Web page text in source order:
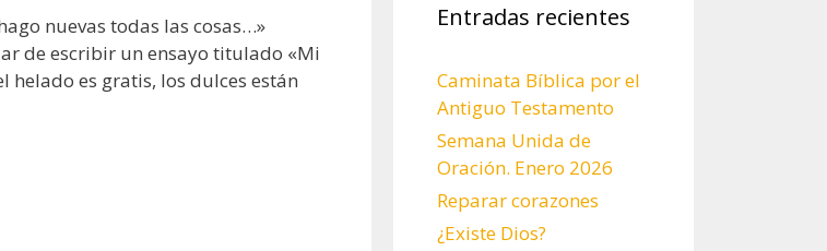
nuevas todas las cosas…»
de escribir un ensayo titulado «Mi
es gratis, los dulces están
Entradas recientes
Caminata Bíblica por el
Antiguo Testamento
Semana Unida de
Oración. Enero 2026
Reparar corazones
¿Existe Dios?